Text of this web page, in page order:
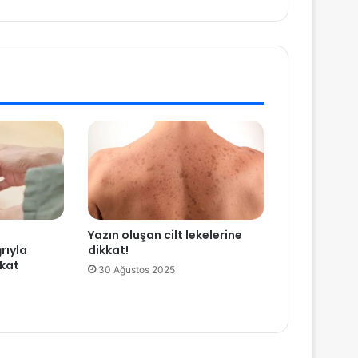
Yazın oluşan cilt lekelerine
dikkat!
30 Ağustos 2025